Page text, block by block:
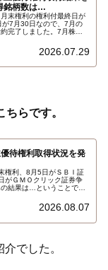
銘柄数は…
末権利の権利付最終日が
7月30日なので、7月の
完了しました。7月株主
2026.07.29
らです。
待権利取得状況を発
権利、8月5日がＳＢＩ証
がＧＭＯクリック証券争
結果は…ということで、
得状況はこちらです…
2026.08.07
でした。